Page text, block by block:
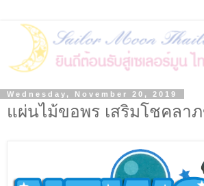
Wednesday, November 20, 2019
แผ่นไม้ขอพร เสริมโชคลาภ